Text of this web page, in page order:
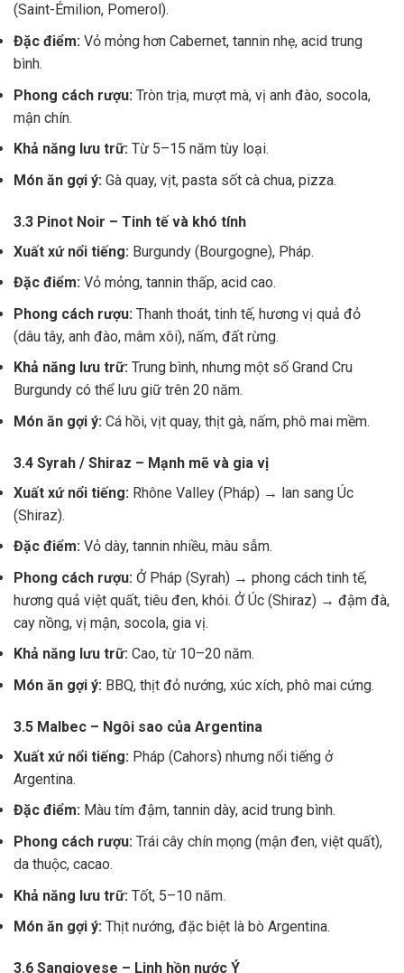
(Saint-Émilion, Pomerol).
Đặc điểm: Vỏ mỏng hơn Cabernet, tannin nhẹ, acid trung
bình.
Phong cách rượu: Tròn trịa, mượt mà, vị anh đào, socola,
mận chín.
Khả năng lưu trữ: Từ 5–15 năm tùy loại.
Món ăn gợi ý: Gà quay, vịt, pasta sốt cà chua, pizza.
3.3 Pinot Noir – Tinh tế và khó tính
Xuất xứ nổi tiếng: Burgundy (Bourgogne), Pháp.
Đặc điểm: Vỏ mỏng, tannin thấp, acid cao.
Phong cách rượu: Thanh thoát, tinh tế, hương vị quả đỏ
(dâu tây, anh đào, mâm xôi), nấm, đất rừng.
Khả năng lưu trữ: Trung bình, nhưng một số Grand Cru
Burgundy có thể lưu giữ trên 20 năm.
Món ăn gợi ý: Cá hồi, vịt quay, thịt gà, nấm, phô mai mềm.
3.4 Syrah / Shiraz – Mạnh mẽ và gia vị
Xuất xứ nổi tiếng: Rhône Valley (Pháp) → lan sang Úc
(Shiraz).
Đặc điểm: Vỏ dày, tannin nhiều, màu sẫm.
Phong cách rượu: Ở Pháp (Syrah) → phong cách tinh tế,
hương quả việt quất, tiêu đen, khói. Ở Úc (Shiraz) → đậm đà,
cay nồng, vị mận, socola, gia vị.
Khả năng lưu trữ: Cao, từ 10–20 năm.
Món ăn gợi ý: BBQ, thịt đỏ nướng, xúc xích, phô mai cứng.
3.5 Malbec – Ngôi sao của Argentina
Xuất xứ nổi tiếng: Pháp (Cahors) nhưng nổi tiếng ở
Argentina.
Đặc điểm: Màu tím đậm, tannin dày, acid trung bình.
Phong cách rượu: Trái cây chín mọng (mận đen, việt quất),
da thuộc, cacao.
Khả năng lưu trữ: Tốt, 5–10 năm.
Món ăn gợi ý: Thịt nướng, đặc biệt là bò Argentina.
3.6 Sangiovese – Linh hồn nước Ý